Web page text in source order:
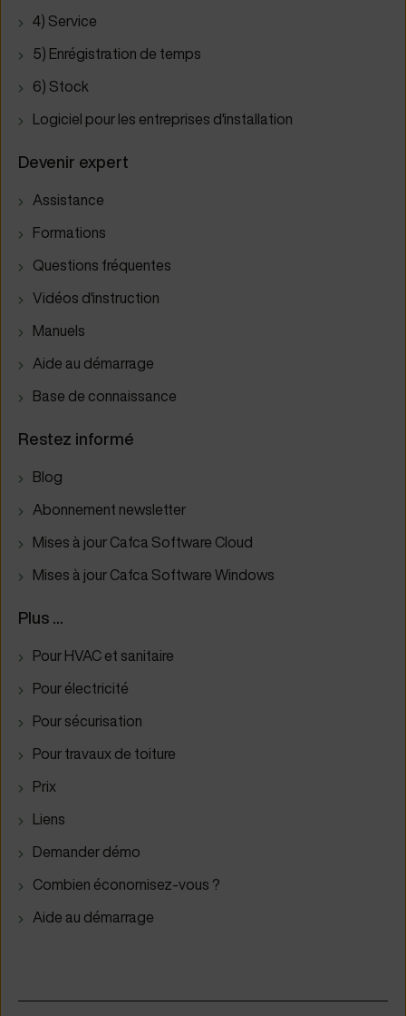
4) Service
5) Enrégistration de temps
6) Stock
Logiciel pour les entreprises d'installation
Devenir expert
Assistance
Formations
Questions fréquentes
Vidéos d'instruction
Manuels
Aide au démarrage
Base de connaissance
Restez informé
Blog
Abonnement newsletter
Mises à jour Cafca Software Cloud
Mises à jour Cafca Software Windows
Plus ...
Pour HVAC et sanitaire
Pour électricité
Pour sécurisation
Pour travaux de toiture
Prix
Liens
Demander démo
Combien économisez-vous ?
Aide au démarrage